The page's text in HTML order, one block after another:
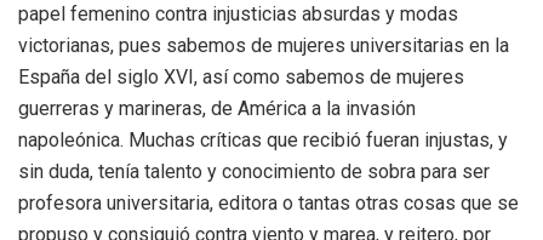
papel femenino contra injusticias absurdas y modas
victorianas, pues sabemos de mujeres universitarias en la
España del siglo XVI, así como sabemos de mujeres
guerreras y marineras, de América a la invasión
napoleónica. Muchas críticas que recibió fueran injustas, y
sin duda, tenía talento y conocimiento de sobra para ser
profesora universitaria, editora o tantas otras cosas que se
propuso y consiguió contra viento y marea, y reitero, por